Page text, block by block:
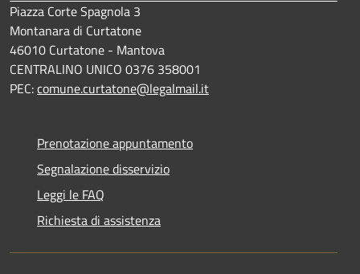
Piazza Corte Spagnola 3
Montanara di Curtatone
46010 Curtatone - Mantova
CENTRALINO UNICO 0376 358001
PEC:comune.curtatone@legalmail.it
Prenotazione appuntamento
Segnalazione disservizio
Leggi le FAQ
Richiesta di assistenza